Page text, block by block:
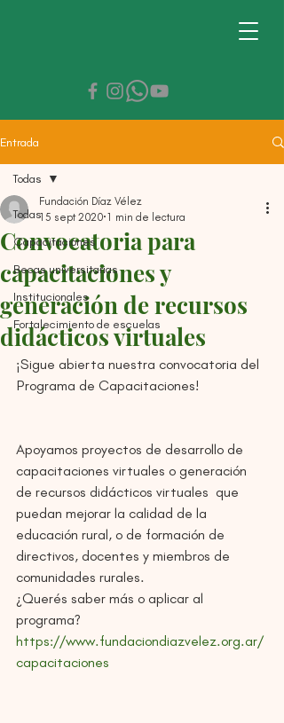
Entrada
Todas
Capacitaciones
Becas universitarias
Institucionales
Fortalecimiento de escuelas
Todas
Convocatoria para
capacitaciones y
generación de recursos
didácticos virtuales
Fundación Díaz Vélez
15 sept 2020 1 min de lectura
¡Sigue abierta nuestra convocatoria del
Programa de Capacitaciones!
Apoyamos proyectos de desarrollo de
capacitaciones virtuales o generación
de recursos didácticos virtuales  que
puedan mejorar la calidad de la
educación rural, o de formación de
directivos, docentes y miembros de
comunidades rurales.
¿Querés saber más o aplicar al
programa?
https://www.fundaciondiazvelez.org.ar/
capacitaciones